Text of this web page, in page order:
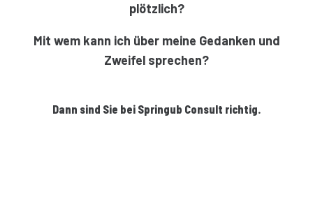
plötzlich?
Mit wem kann ich über meine Gedanken und
Zweifel sprechen?
Dann sind Sie bei Springub Consult richtig.